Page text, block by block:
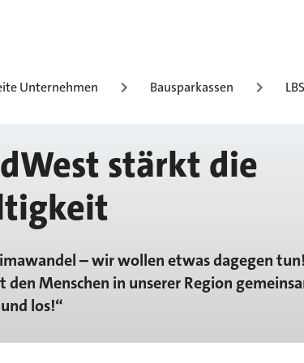
Unternehmen Bausparkassen
stärkt die
– wir wollen etwas dagegen
den Menschen in unserer Region
los!“